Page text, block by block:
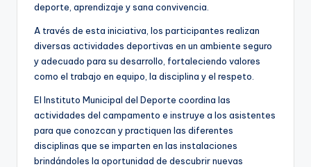
deporte, aprendizaje y sana convivencia.
A través de esta iniciativa, los participantes realizan
diversas actividades deportivas en un ambiente seguro
y adecuado para su desarrollo, fortaleciendo valores
como el trabajo en equipo, la disciplina y el respeto.
El Instituto Municipal del Deporte coordina las
actividades del campamento e instruye a los asistentes
para que conozcan y practiquen las diferentes
disciplinas que se imparten en las instalaciones
brindándoles la oportunidad de descubrir nuevas